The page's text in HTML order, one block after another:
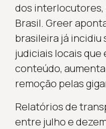
dos
Brasil. Greer
brasileira já incidiu
judiciais locais
conteúdo,
remoção pelas
Relatórios de
entre julho e